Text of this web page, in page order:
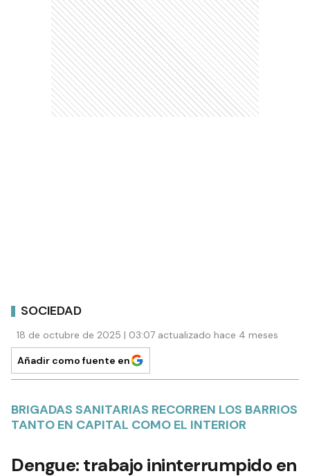
SOCIEDAD
18 de octubre de 2025 | 03:07 actualizado hace 4 meses
Añadir como fuente en
BRIGADAS SANITARIAS RECORREN LOS BARRIOS
TANTO EN CAPITAL COMO EL INTERIOR
Dengue: trabajo ininterrumpido en